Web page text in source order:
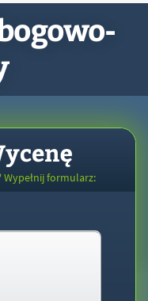
Wypełnij formularz: